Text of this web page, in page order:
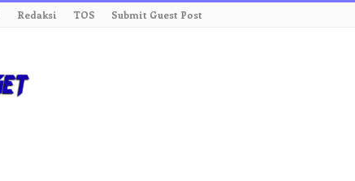
Redaksi TOS Submit Guest Post